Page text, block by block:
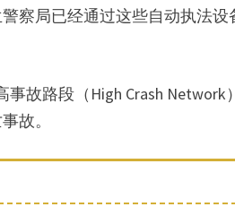
察局已经通过这些自动执法设
故路段（High Crash
故。